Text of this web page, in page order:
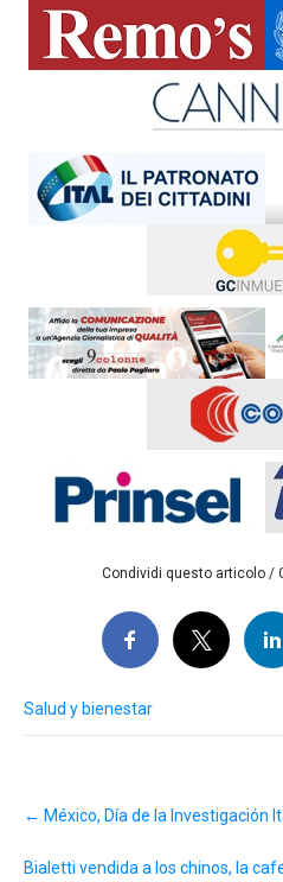
Condividi questo articolo /
Salud y bienestar
navigation
← México, Día de la Investigación
Bialetti vendida a los chinos, la